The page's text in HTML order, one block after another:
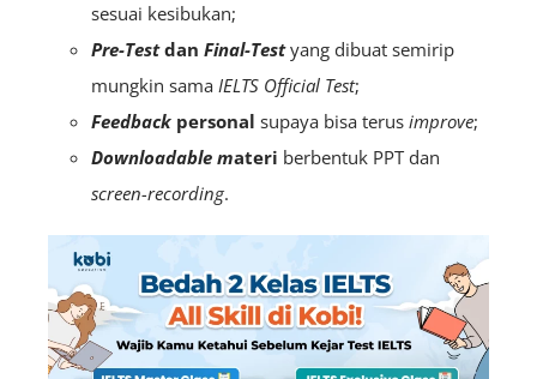
sesuai kesibukan;
Pre-Testdan Final-Testyang dibuat semirip
mungkin sama IELTS Official Test;
Feedback personal supaya bisa terus improve;
Downloadable materi berbentuk PPT dan
screen-recording.